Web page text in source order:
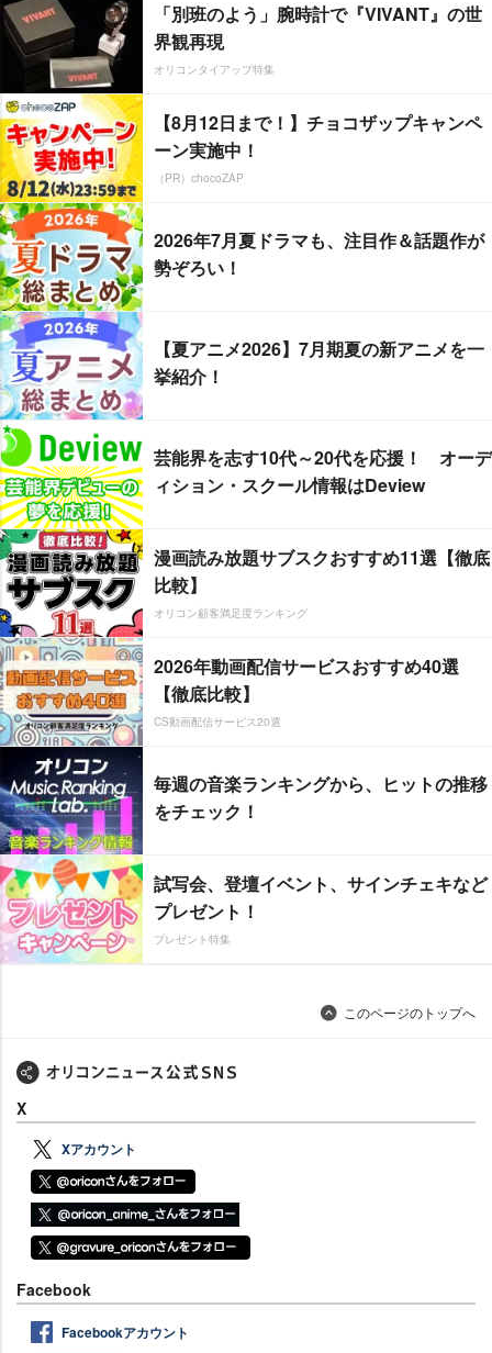
「別班のよう」腕時計で『VIVANT』の世
界観再現
オリコンタイアップ特集
【8月12日まで！】チョコザップキャンペ
ーン実施中！
（PR）chocoZAP
2026年7月夏ドラマも、注目作＆話題作が
勢ぞろい！
【夏アニメ2026】7月期夏の新アニメを一
挙紹介！
芸能界を志す10代～20代を応援！ オーデ
ィション・スクール情報はDeview
漫画読み放題サブスクおすすめ11選【徹底
比較】
オリコン顧客満足度ランキング
2026年動画配信サービスおすすめ40選
【徹底比較】
CS動画配信サービス20選
毎週の音楽ランキングから、ヒットの推移
をチェック！
試写会、登壇イベント、サインチェキなど
プレゼント！
プレゼント特集
このページのトップへ
X
Xアカウント
Facebook
Facebookアカウント